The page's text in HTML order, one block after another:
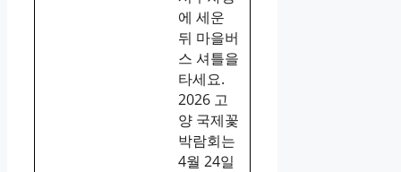
에 세운
뒤 마을버
스 셔틀을
타세요.
2026 고
양 국제꽃
박람회는
4월 24일